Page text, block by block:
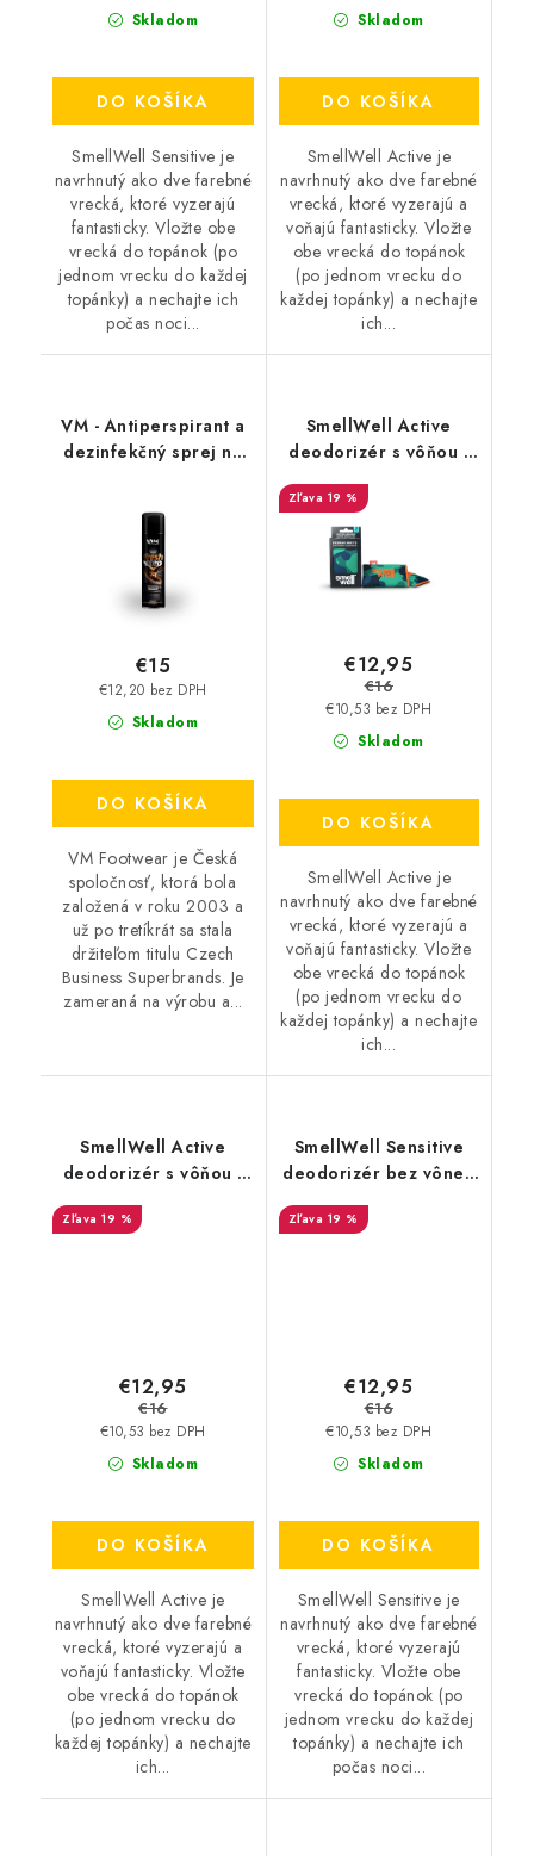
Skladom
DO KOŠÍKA
SmellWell Sensitive je
navrhnutý ako dve farebné
vrecká, ktoré vyzerajú
fantasticky. Vložte obe
vrecká do topánok (po
jednom vrecku do každej
topánky) a nechajte ich
počas noci...
Skladom
DO KOŠÍKA
SmellWell Active je
navrhnutý ako dve farebné
vrecká, ktoré vyzerajú a
voňajú fantasticky. Vložte
obe vrecká do topánok
(po jednom vrecku do
každej topánky) a nechajte
ich...
VM - Antiperspirant a
dezinfekčný sprej na
Skladom
€12,20 bez DPH
€15
DO KOŠÍKA
VM Footwear je Česká
spoločnosť, ktorá bola
založená v roku 2003 a
už po tretíkrát sa stala
držiteľom titulu Czech
Business Superbrands. Je
zameraná na výrobu a...
SmellWell Active
deodorizér s vôňou -
19 %
Skladom
€10,53 bez DPH
€12,95
€16
DO KOŠÍKA
SmellWell Active je
navrhnutý ako dve farebné
vrecká, ktoré vyzerajú a
voňajú fantasticky. Vložte
obe vrecká do topánok
(po jednom vrecku do
každej topánky) a nechajte
ich...
SmellWell Active
deodorizér s vôňou -
Black Zebra
19 %
Skladom
€10,53 bez DPH
€12,95
€16
DO KOŠÍKA
SmellWell Active je
navrhnutý ako dve farebné
vrecká, ktoré vyzerajú a
voňajú fantasticky. Vložte
obe vrecká do topánok
(po jednom vrecku do
každej topánky) a nechajte
ich...
SmellWell Sensitive
deodorizér bez vône -
Blue
19 %
Skladom
€10,53 bez DPH
€12,95
€16
DO KOŠÍKA
SmellWell Sensitive je
navrhnutý ako dve farebné
vrecká, ktoré vyzerajú
fantasticky. Vložte obe
vrecká do topánok (po
jednom vrecku do každej
topánky) a nechajte ich
počas noci...